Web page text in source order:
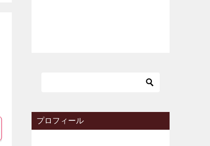
プロフィール